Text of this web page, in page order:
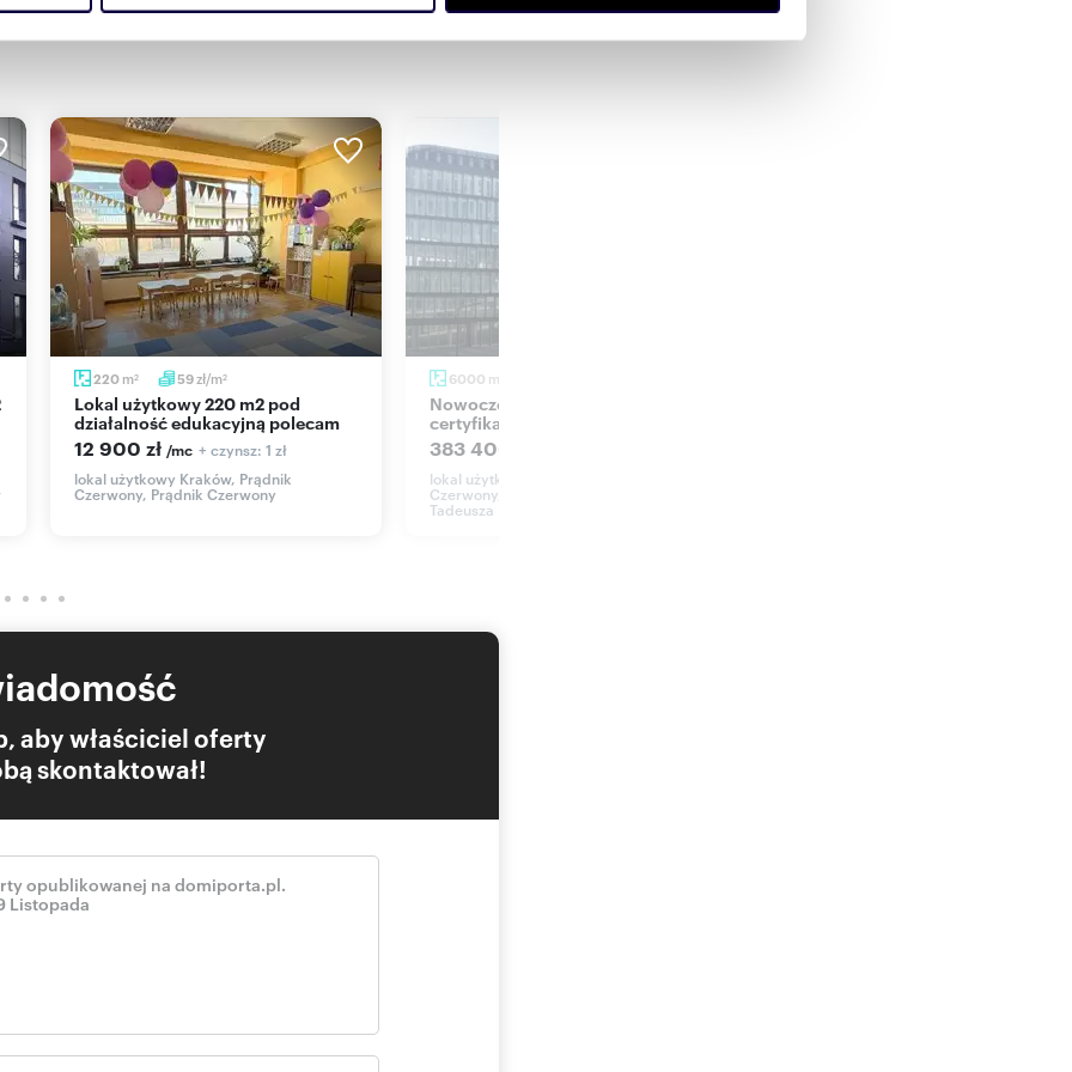
mogą połączyć te informacje z innymi danymi otrzymanymi od Ciebie lub
z ich usług.
magazyn, biuro lub showroom.
można go zaadaptować pod inny profil biznesowy.
najemcy
fundusz remontowy, Części wspólne, CO,
220 m2 59zł/m2
Lokal użytkowy 220 m2 pod
działalność edukacyjną polecam
12 900 zł /mc + czynsz: 1 zł
lokal użytkowy Kraków, Prądnik
Czerwony, Prądnik Czerwony
6000 m
Nowoczesny biurowiec z
certyfikatami LEED i BREEAM
383 400 zł
lokal użytkowy Kraków, Prądnik
Czerwony, Prądnik Czerwony, al. gen.
Tadeusza Bora-Komorowskiego
aby właściciel oferty
skontaktował!